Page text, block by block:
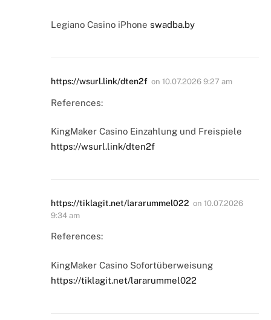
Legiano Casino iPhone swadba.by
https://wsurl.link/dten2f on 10.07.2026 9:27 am
References:
KingMaker Casino Einzahlung und Freispiele
https://wsurl.link/dten2f
https://tiklagit.net/lararummel022 on 10.07.2026
9:34 am
References:
KingMaker Casino Sofortüberweisung
https://tiklagit.net/lararummel022